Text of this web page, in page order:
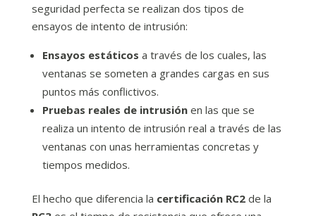
seguridad perfecta se realizan dos tipos de
ensayos de intento de intrusión:
Ensayos estáticos a través de los cuales, las
ventanas se someten a grandes cargas en sus
puntos más conflictivos.
Pruebas reales de intrusión en las que se
realiza un intento de intrusión real a través de las
ventanas con unas herramientas concretas y
tiempos medidos.
El hecho que diferencia la certificación RC2de la